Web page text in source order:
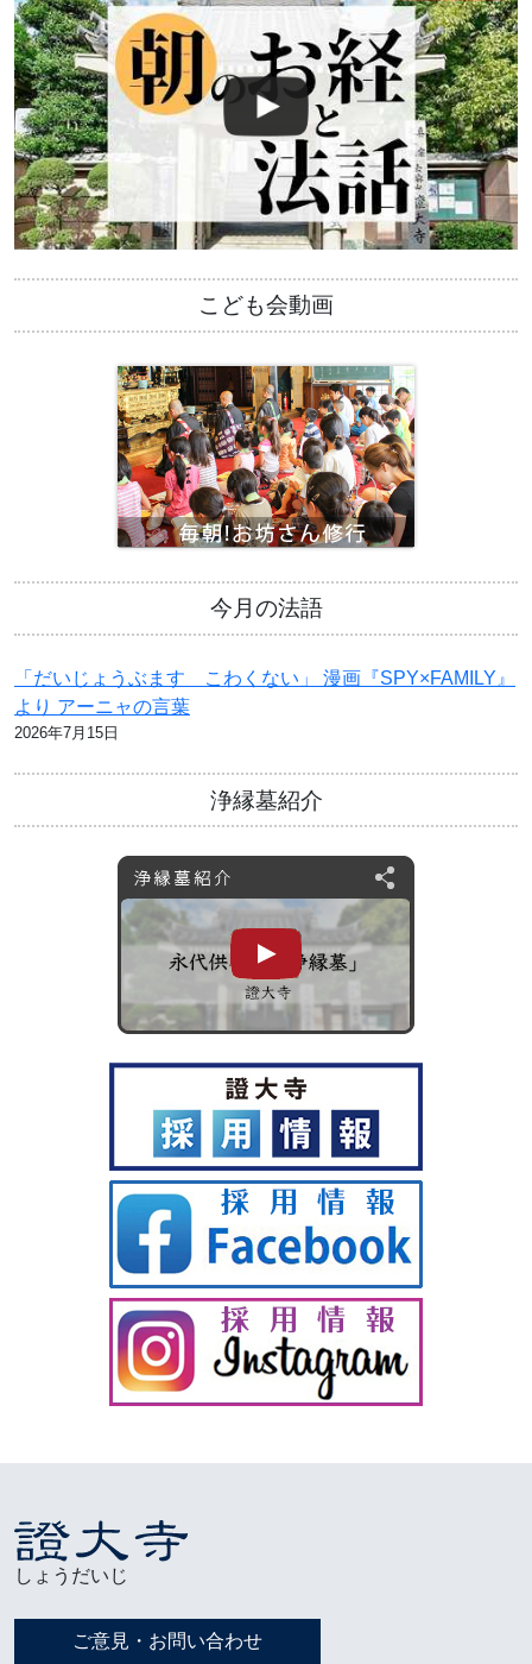
こども会動画
今月の法語
「だいじょうぶます こわくない」 漫画『SPY×FAMILY』
より アーニャの言葉
2026年7月15日
浄縁墓紹介
しょうだいじ
ご意見・お問い合わせ